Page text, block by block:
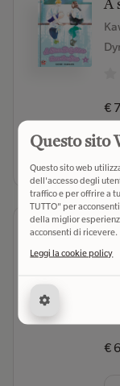
A
€
€
Questo sito
Questo sito web
dell'accesso degli
traffico e per offrire a
TUTTO" per
della miglior
acconsenti di ricevere.
Leggi la cookie policy